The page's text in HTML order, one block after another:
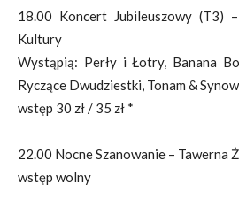
18.00 Koncert Jubileuszowy (T3)
Kultury
Wystąpią: Perły i Łotry, Banana
Ryczące Dwudziestki, Tonam &
wstęp 30 zł / 35 zł *
22.00 Nocne Szanowanie – Tawerna
wstęp wolny